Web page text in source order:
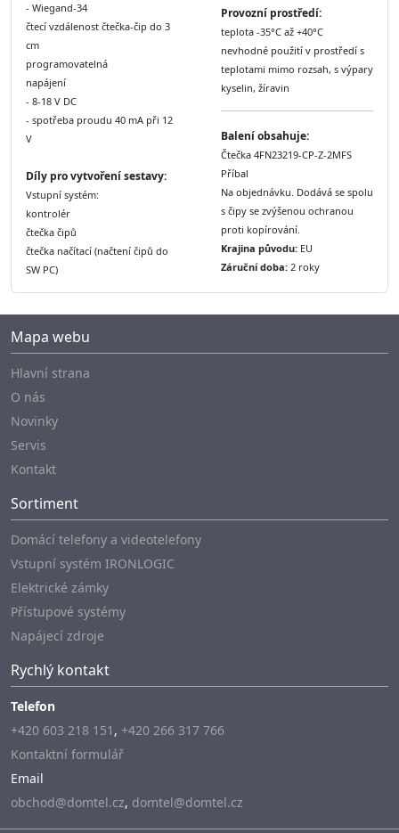
- Wiegand-34
čtecí vzdálenost čtečka-čip do 3
cm
programovatelná
napájení
- 8-18 V DC
- spotřeba proudu 40 mA při 12
V
Díly pro vytvoření sestavy:
Vstupní systém:
kontrolér
čtečka čipů
čtečka načítací (načtení čipů do
SW PC)
Provozní prostředí:
teplota -35°C až +40°C
nevhodné použití v prostředí s
teplotami mimo rozsah, s výpary
kyselin, žíravin
Balení obsahuje:
Čtečka 4FN23219-CP-Z-2MFS
Příbal
Na objednávku. Dodává se spolu
s čipy se zvýšenou ochranou
proti kopírování.
Krajina původu: EU
Záruční doba: 2 roky
Mapa webu
Hlavní strana
O nás
Novinky
Servis
Kontakt
Sortiment
Domácí telefony a videotelefony
Vstupní systém IRONLOGIC
Elektrické zámky
Přístupové systémy
Napájecí zdroje
Rychlý kontakt
Telefon
+420 603 218 151 , +420 266 317 766
Kontaktní formulář
Email
obchod@domtel.cz, domtel@domtel.cz